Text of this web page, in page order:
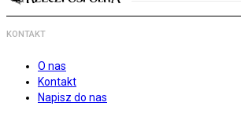
KONTAKT
O nas
Kontakt
Napisz do nas